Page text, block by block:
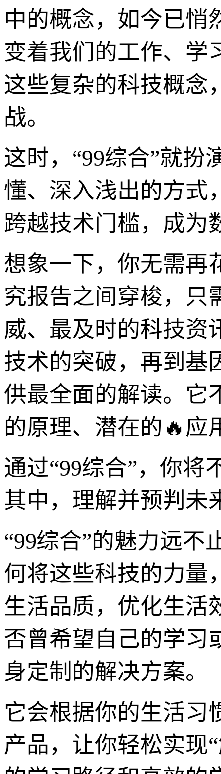
中的概念，如今已悄
变着我们的工作、学
这些复杂的科技概念
战。
这时，“99综合”就扮
懂、深入浅出的方式
跨越技术门槛，成为
想象一下，你无需再
究报告之间穿梭，只
威、最及时的科技资
技术的突破，再到基
供最全面的解读。它
的原理、潜在的🔥应
通过“99综合”，你将
其中，理解并预判未
“99综合”的魅力远不
何将这些科技的力量
生活品质，优化生活
否曾希望自己的学习
身定制的解决方案。
它会根据你的生活习
产品，让你轻松实现